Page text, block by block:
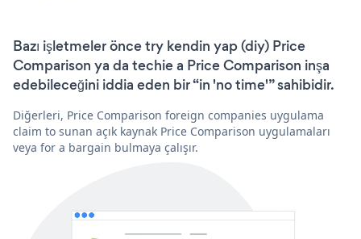
Bazı işletmeler önce try kendin yap (diy) Price
Comparison ya da techie a Price Comparison inşa
edebileceğini iddia eden bir “in 'no time'” sahibidir.
Diğerleri, Price Comparison foreign companies uygulama
claim to sunan açık kaynak Price Comparison uygulamaları
veya for a bargain bulmaya çalışır.